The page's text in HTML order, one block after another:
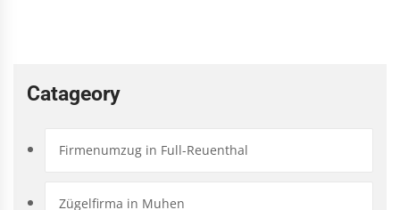
Catageory
Firmenumzug in Full-Reuenthal
Zügelfirma in Muhen